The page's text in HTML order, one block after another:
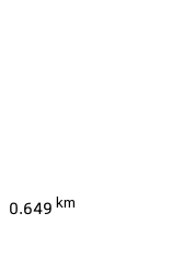
0.649 km